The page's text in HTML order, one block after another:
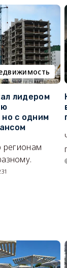
лидером
но с одним
регионам